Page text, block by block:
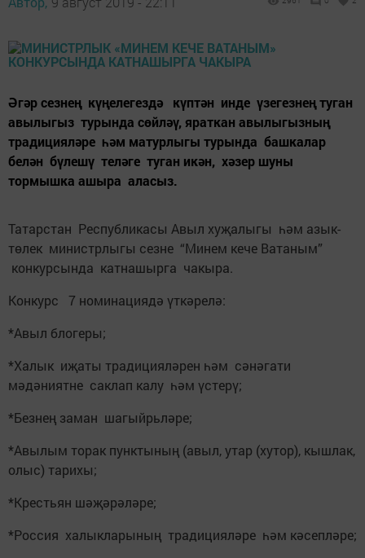
Әгәр сезнең күңелегездә күптән инде үзегезнең туган
авылыгыз турында сөйләү, яраткан авылыгызның
традицияләре һәм матурлыгы турында башкалар
белән бүлешү теләге туган икән, хәзер шуны
тормышка ашыра аласыз.
Татарстан Республикасы Авыл хуҗалыгы һәм азык-
төлек министрлыгы сезне “Минем кече Ватаным”
конкурсында катнашырга чакыра.
Конкурс 7 номинациядә үткәрелә:
*Авыл блогеры;
*Халык иҗаты традицияләрен һәм сәнәгати
мәдәниятне саклап калу һәм үстерү;
*Безнең заман шагыйрьләре;
*Авылым торак пунктының (авыл, утар (хутор), кышлак,
олыс) тарихы;
*Крестьян шәҗәрәләре;
*Россия халыкларының традицияләре һәм кәсепләре;